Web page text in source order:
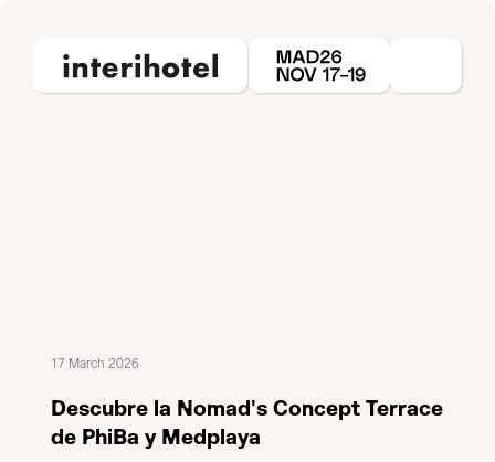
17 March 2026
Descubre la Nomad's Concept Terrace
de PhiBa y Medplaya